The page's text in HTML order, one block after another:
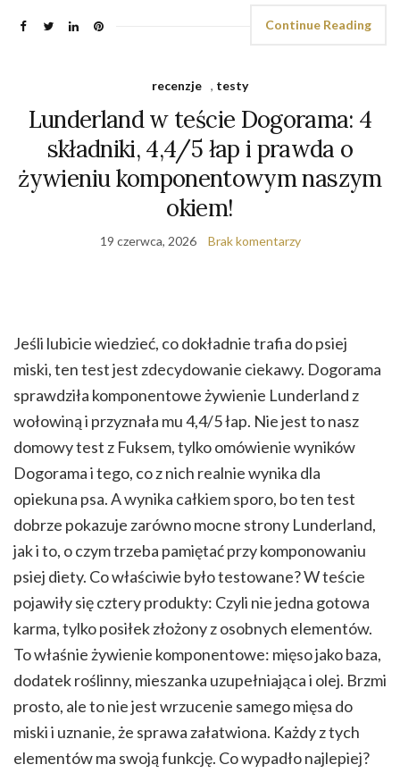
Continue Reading
recenzje , testy
Lunderland w teście Dogorama: 4
składniki, 4,4/5 łap i prawda o
żywieniu komponentowym naszym
okiem!
19 czerwca, 2026 Brak komentarzy
Jeśli lubicie wiedzieć, co dokładnie trafia do psiej
miski, ten test jest zdecydowanie ciekawy. Dogorama
sprawdziła komponentowe żywienie Lunderland z
wołowiną i przyznała mu 4,4/5 łap. Nie jest to nasz
domowy test z Fuksem, tylko omówienie wyników
Dogorama i tego, co z nich realnie wynika dla
opiekuna psa. A wynika całkiem sporo, bo ten test
dobrze pokazuje zarówno mocne strony Lunderland,
jak i to, o czym trzeba pamiętać przy komponowaniu
psiej diety. Co właściwie było testowane? W teście
pojawiły się cztery produkty: Czyli nie jedna gotowa
karma, tylko posiłek złożony z osobnych elementów.
To właśnie żywienie komponentowe: mięso jako baza,
dodatek roślinny, mieszanka uzupełniająca i olej. Brzmi
prosto, ale to nie jest wrzucenie samego mięsa do
miski i uznanie, że sprawa załatwiona. Każdy z tych
elementów ma swoją funkcję. Co wypadło najlepiej?